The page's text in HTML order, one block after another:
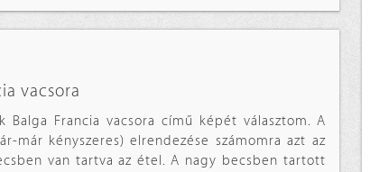
vacsora
Balga Francia vacsora című képét választom. A
már kényszeres) elrendezése számomra azt az
van tartva az étel. A nagy becsben tartott